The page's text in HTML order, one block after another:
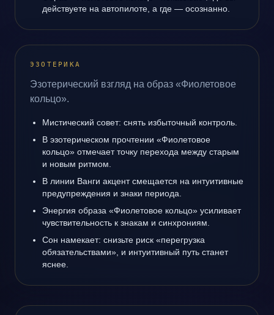
действуете на автопилоте, а где — осознанно.
ЭЗОТЕРИКА
Эзотерический взгляд на образ «Фиолетовое
кольцо».
Мистический совет: снять избыточный контроль.
В эзотерическом прочтении «Фиолетовое
кольцо» отмечает точку перехода между старым
и новым ритмом.
В линии Ванги акцент смещается на интуитивные
предупреждения и знаки периода.
Энергия образа «Фиолетовое кольцо» усиливает
чувствительность к знакам и синхрониям.
Сон намекает: снизьте риск «перегрузка
обязательствами», и интуитивный путь станет
яснее.